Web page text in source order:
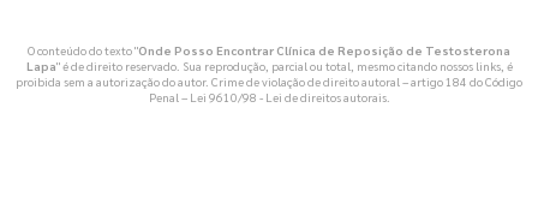
O conteúdo do texto "Onde Posso Encontrar Clínica de Reposição de Testosterona
Lapa" é de direito reservado. Sua reprodução, parcial ou total, mesmo citando nossos links, é
proibida sem a autorização do autor. Crime de violação de direito autoral – artigo 184 do Código
Penal – Lei 9610/98 - Lei de direitos autorais.